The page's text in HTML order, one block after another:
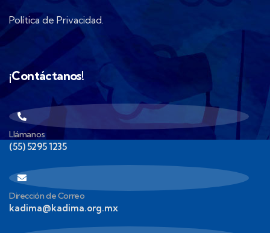
Política de Privacidad.
¡Contáctanos!
Llámanos
(55) 5295 1235
Dirección de Correo
kadima@kadima.org.mx